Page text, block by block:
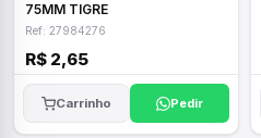
75MM TIGRE
Ref: 27984276
R$ 2,65
Carrinho Pedir